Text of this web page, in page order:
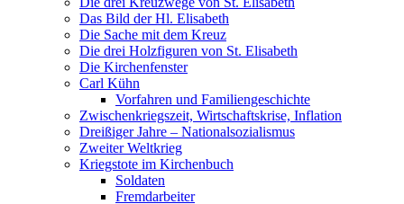
Das Bild der Hl. Elisabeth
Die Sache mit dem Kreuz
Die drei Holzfiguren von St. Elisabeth
Die Kirchenfenster
Carl Kühn
Vorfahren und Familiengeschichte
Zwischenkriegszeit, Wirtschaftskrise, Inflation
Dreißiger Jahre – Nationalsozialismus
Zweiter Weltkrieg
Kriegstote im Kirchenbuch
Soldaten
Fremdarbeiter